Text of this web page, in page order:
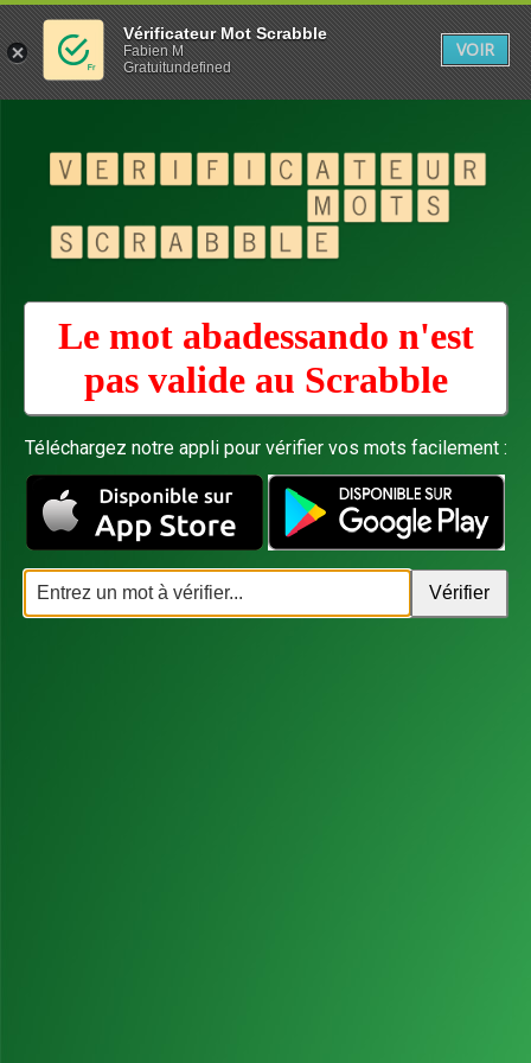
Le mot abadessando n'est
pas valide au Scrabble
Téléchargez notre appli pour vérifier vos mots facilement :
Vérificateur Mot Scrabble
Fabien M
Gratuitundefined
VOIR